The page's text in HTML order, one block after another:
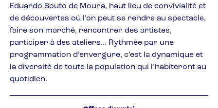
Eduardo Souto de Moura, haut lieu de convivialité et
de découvertes où l’on peut se rendre au spectacle,
faire son marché, rencontrer des artistes,
participer à des ateliers… Rythmée par une
programmation d’envergure, c’est la dynamique et
la diversité de toute la population qui l’habiteront au
quotidien.